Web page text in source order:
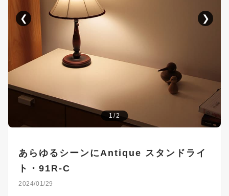
1/2
❮ ❯
あらゆるシーンにAntique スタンドライ
ト・91R-C
2024/01/29